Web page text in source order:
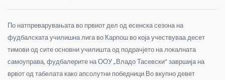
По натпреварувањата во првиот дел од есенска сезона на
фудбалската училишна лига во Карпош во која учествуваа десет
тимови од сите основни училишта од подрачјето на локалната
самоуправа, фудбалерите на ООУ „Владо Тасевски“ завршија на
врвот од табелата како апсолутни победници.Во вкупно девет